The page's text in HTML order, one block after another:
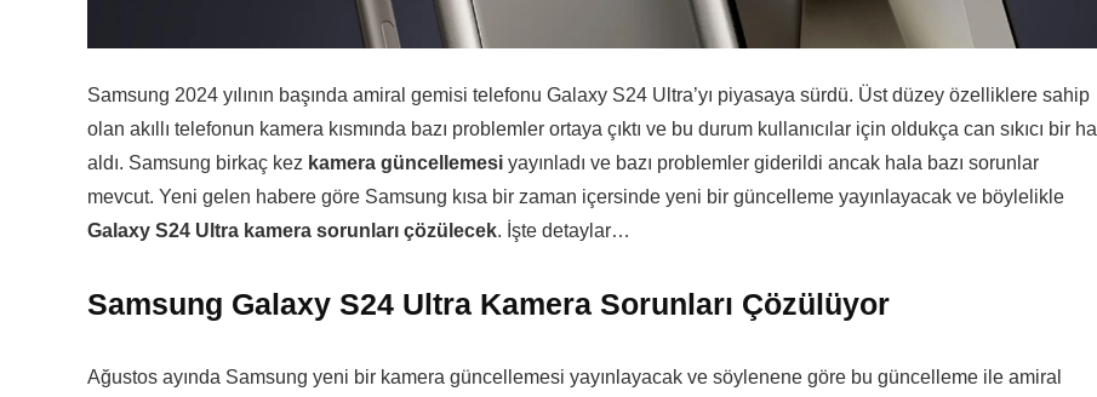
Samsung 2024 yılının başında amiral gemisi telefonu Galaxy S24 Ultra’yı piyasaya sürdü. Üst düzey özelliklere sahip
olan akıllı telefonun kamera kısmında bazı problemler ortaya çıktı ve bu durum kullanıcılar için oldukça can sıkıcı bir hal
aldı. Samsung birkaç kez kamera güncellemesi yayınladı ve bazı problemler giderildi ancak hala bazı sorunlar
mevcut. Yeni gelen habere göre Samsung kısa bir zaman içersinde yeni bir güncelleme yayınlayacak ve böylelikle
Galaxy S24 Ultra kamera sorunları çözülecek. İşte detaylar…
Samsung Galaxy S24 Ultra Kamera Sorunları Çözülüyor
Ağustos ayında Samsung yeni bir kamera güncellemesi yayınlayacak ve söylenene göre bu güncelleme ile amiral